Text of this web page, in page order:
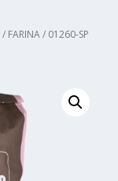
/ FARINA/ 01260-SP